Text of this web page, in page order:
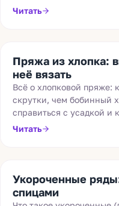
Читать
Пряжа из хлопка:
неё вязать
Всё о хлопковой пряже:
скрутки, чем бобинный
справиться с усадкой и
чистого хлопка и
Читать
Укороченные
спицами